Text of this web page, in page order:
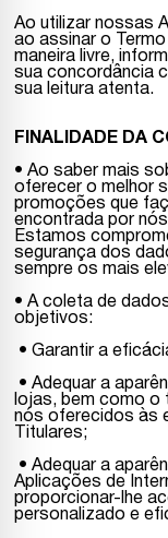
Ao utilizar nossas
ao assinar o
maneira livre,
sua concordância
sua leitura atenta.
FINALIDADE DA
• Ao saber mais
oferecer o melhor
promoções que
encontrada por
Estamos
segurança dos
sempre os mais
• A coleta de
objetivos:
• Garantir a
• Adequar a
lojas, bem como o
nós oferecidos às
Titulares;
• Adequar a
Aplicações de
proporcionar-lhe
personalizado e